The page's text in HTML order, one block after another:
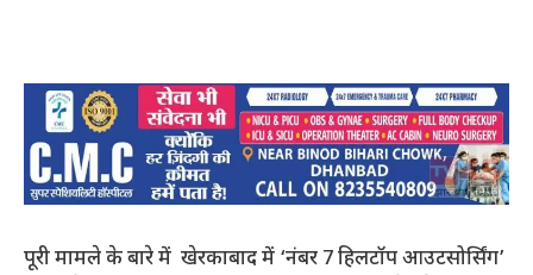
पूरी मामले के बारे में खेरकाबाद में ‘नंबर 7 हिलटॉप आउटसोर्सिंग’